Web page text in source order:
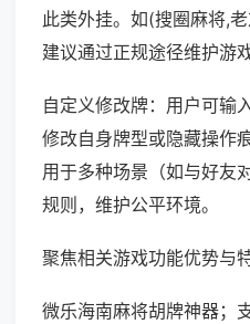
此类外挂。如(搜圈麻将,
建议通过正规途径维护游
自定义修改牌：用户可输
修改自身牌型或隐藏操作
用于多种场景（如与好友
规则，维护公平环境。
聚焦相关游戏功能优势与特
微乐海南麻将胡牌神器；